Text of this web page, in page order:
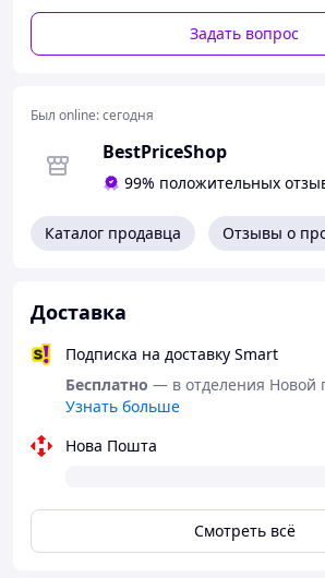
Задать вопрос
Был online:сегодня
BestPriceShop
99% положительных
Каталог продавца Отзывы о
Доставка
Подписка на доставку Smart
Бесплатно — в отделения Новой
Узнать больше
Нова Пошта
Смотреть всё